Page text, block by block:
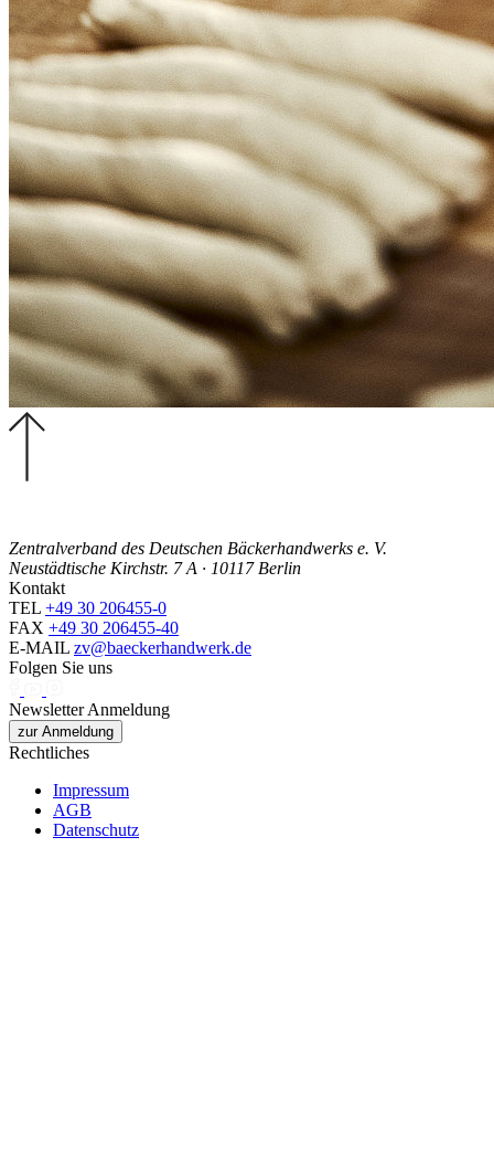
Zentralverband des Deutschen Bäckerhandwerks e. V.
Neustädtische Kirchstr. 7 A · 10117 Berlin
Kontakt
TEL +49 30 206455-0
FAX +49 30 206455-40
E-MAIL zv@baeckerhandwerk.de
Folgen Sie uns
Newsletter Anmeldung
zur Anmeldung
Rechtliches
Impressum
AGB
Datenschutz